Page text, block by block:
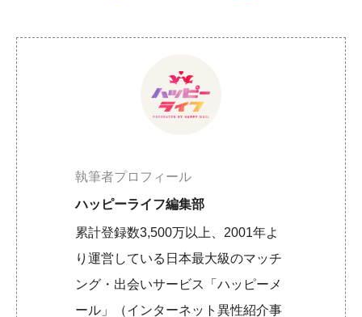
執筆者プロフィール
ハッピーライフ編集部
累計登録数3,500万以上、2001年よ
り運営している日本最大級のマッチ
ング・出会いサービス「ハッピーメ
ール」（インターネット異性紹介事